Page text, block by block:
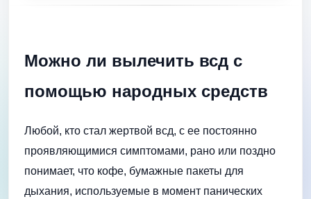
Можно ли вылечить всд с
помощью народных средств
Любой, кто стал жертвой всд, с ее постоянно
проявляющимися симптомами, рано или поздно
понимает, что кофе, бумажные пакеты для
дыхания, используемые в момент панических